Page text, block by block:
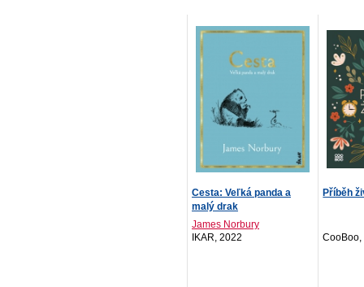
Cesta: Veľká panda a
malý drak
James Norbury
IKAR, 2022
Příběh
CooBoo,